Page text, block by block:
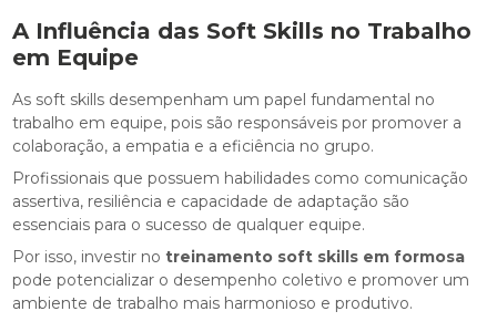
A Influência das Soft Skills no Trabalho
em Equipe
As soft skills desempenham um papel fundamental no
trabalho em equipe, pois são responsáveis por promover a
colaboração, a empatia e a eficiência no grupo.
Profissionais que possuem habilidades como comunicação
assertiva, resiliência e capacidade de adaptação são
essenciais para o sucesso de qualquer equipe.
Por isso, investir notreinamento soft skills em formosa
pode potencializar o desempenho coletivo e promover um
ambiente de trabalho mais harmonioso e produtivo.